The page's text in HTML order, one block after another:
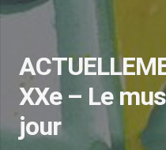
XXe – Le
jour